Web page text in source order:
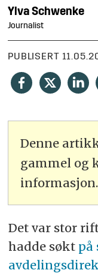
Ylva Schwenke
Journalist
PUBLISERT
Denne
gammel og
informasjon.
Det var stor
hadde søktpå